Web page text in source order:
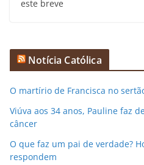
este breve
Notícia Católica
O martírio de Francisca no
Viúva aos 34 anos, Pauline faz
câncer
O que faz um pai de verdade?
respondem